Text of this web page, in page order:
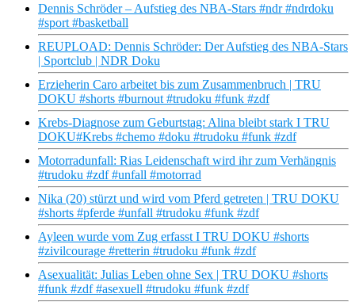
Dennis Schröder – Aufstieg des NBA-Stars #ndr #ndrdoku
#sport #basketball
REUPLOAD: Dennis Schröder: Der Aufstieg des NBA-Stars
| Sportclub | NDR Doku
Erzieherin Caro arbeitet bis zum Zusammenbruch | TRU
DOKU #shorts #burnout #trudoku #funk #zdf
Krebs-Diagnose zum Geburtstag: Alina bleibt stark I TRU
DOKU#Krebs #chemo #doku #trudoku #funk #zdf
Motorradunfall: Rias Leidenschaft wird ihr zum Verhängnis
#trudoku #zdf #unfall #motorrad
Nika (20) stürzt und wird vom Pferd getreten | TRU DOKU
#shorts #pferde #unfall #trudoku #funk #zdf
Ayleen wurde vom Zug erfasst I TRU DOKU #shorts
#zivilcourage #retterin #trudoku #funk #zdf
Asexualität: Julias Leben ohne Sex | TRU DOKU #shorts
#funk #zdf #asexuell #trudoku #funk #zdf